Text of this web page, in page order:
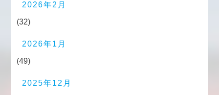
2026年2月
(32)
2026年1月
(49)
2025年12月